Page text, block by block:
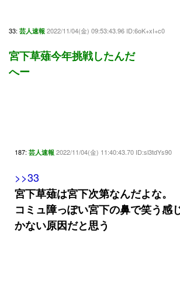
33: 芸人速報 2022/11/04(金) 09:53:43.96 ID:6oK+xI+c0
宮下草薙今年挑戦したんだ
へー
187: 芸人速報 2022/11/04(金) 11:40:43.70 ID:sl3tdYs90
>>33
宮下草薙は宮下次第なんだよな。
コミュ障っぽい宮下の鼻で笑う感
かない原因だと思う